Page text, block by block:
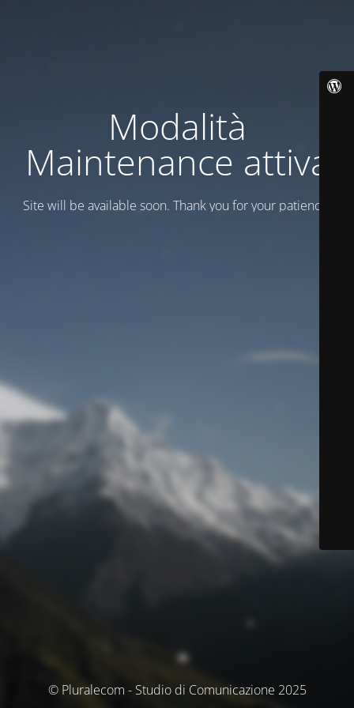
Modalità
Maintenance attiva
Site will be available soon. Thank you for your patience!
© Pluralecom - Studio di Comunicazione 2025